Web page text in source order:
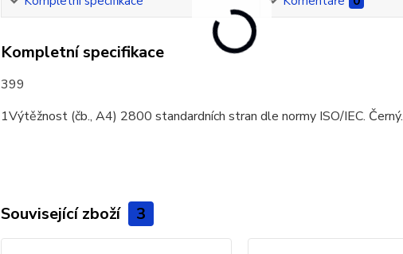
Kompletní specifikace
399
1Výtěžnost (čb., A4) 2800 standardních stran dle normy ISO/IEC. Černý.
Související zboží 3